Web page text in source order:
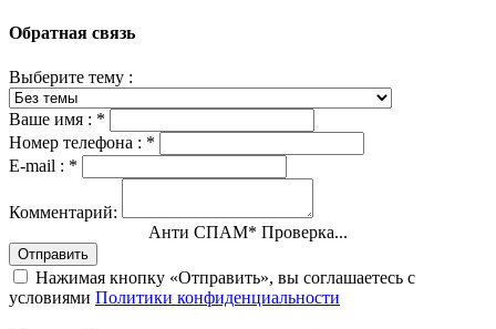
Обратная связь
Выберите тему :
Ваше имя : *
Номер телефона : *
E-mail : *
Комментарий:
Анти СПАМ* Проверка...
Отправить
Нажимая кнопку «Отправить», вы соглашаетесь с
условиями Политики конфиденциальности